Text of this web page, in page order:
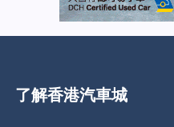
了解香港汽車城